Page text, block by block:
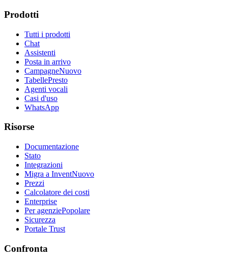
Prodotti
Tutti i prodotti
Chat
Assistenti
Posta in arrivo
CampagneNuovo
TabellePresto
Agenti vocali
Casi d'uso
WhatsApp
Risorse
Documentazione
Stato
Integrazioni
Migra a InventNuovo
Prezzi
Calcolatore dei costi
Enterprise
Per agenziePopolare
Sicurezza
Portale Trust
Confronta